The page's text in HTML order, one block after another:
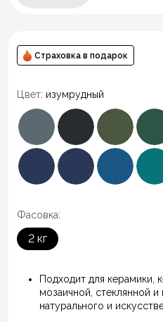
Страховка в подарок
Цвет: изумрудный
Фасовка:
2 кг
Подходит для керамики,
мозаичной, стеклянной и
натурального и